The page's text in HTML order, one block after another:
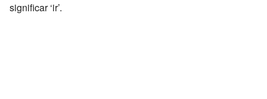
significar ‘ir’.